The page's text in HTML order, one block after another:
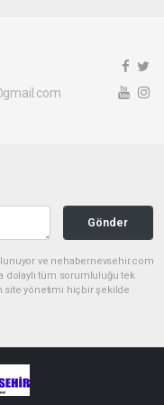
Gönder
ve nehabernevsehir.com
dolaylı tüm sorumluluğu tek
site yönetimi hiçbir şekilde